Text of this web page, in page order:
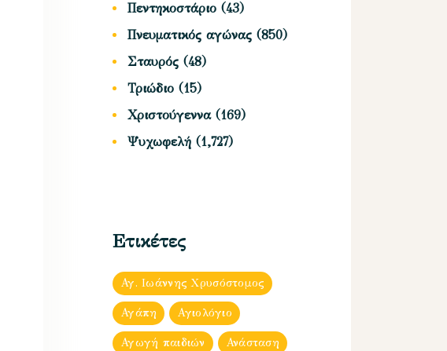
Πεντηκοστάριο (43)
Πνευματικός αγώνας (850)
Σταυρός (48)
Τριώδιο (15)
Χριστούγεννα(169)
Ψυχωφελή (1,727)
Ετικέτες
Αγ. Ιωάννης Χρυσόστομος
Αγάπη Αγιολόγιο
Αγωγή παιδιών Ανάσταση